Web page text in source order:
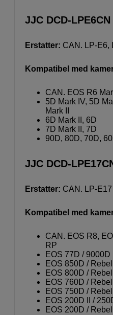
JJC DCD-LPE6CN
Erstatter: CAN. LP-E6,
Kompatibel med
CAN. EOS R6
5D Mark IV, 5D
Mark II
6D Mark II, 6D
7D Mark II, 7D
90D, 80D, 70D,
JJC DCD-
Erstatter: CAN. LP-E17
Kompatibel med
CAN. EOS R8,
RP
EOS 77D / 9000D
EOS 850D /
EOS 800D /
EOS 760D /
EOS 750D /
EOS 200D II /
EOS 200D /